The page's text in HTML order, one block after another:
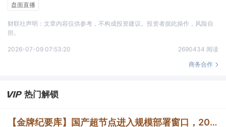
盘面直播
财联社声明：文章内容仅供参考，不构成投资建议。投资者据此操作，风险自
担。
2026-07-09 07:53:20
2690434 阅读
商务合作
热门解锁
【金牌纪要库】国产超节点进入规模部署窗口，2027年出货量有望提升至600-1200套，晶圆制造、先进封装可能成为决定出货增速的关键环节